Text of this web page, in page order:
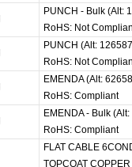
PUNCH - Bulk (Alt:
RoHS: Not
PUNCH (Alt:
RoHS: Not
EMENDA (Alt:
RoHS: Compliant
EMENDA - Bulk
RoHS: Compliant
FLAT CABLE
TOPCOAT